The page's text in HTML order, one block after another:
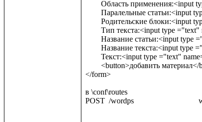
</form>
в \conf\routes
POST  /wordps